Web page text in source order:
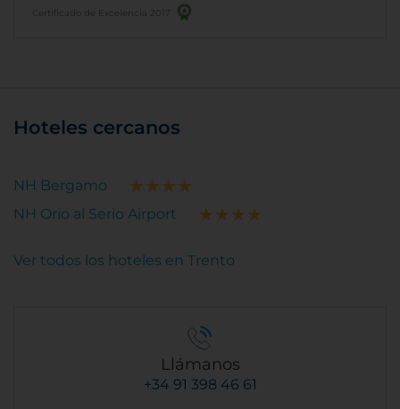
Certificado de Excelencia 2017
Hoteles cercanos
NH Bergamo
NH Orio al Serio Airport
Ver todos los hoteles en Trento
Llámanos
+34 91 398 46 61